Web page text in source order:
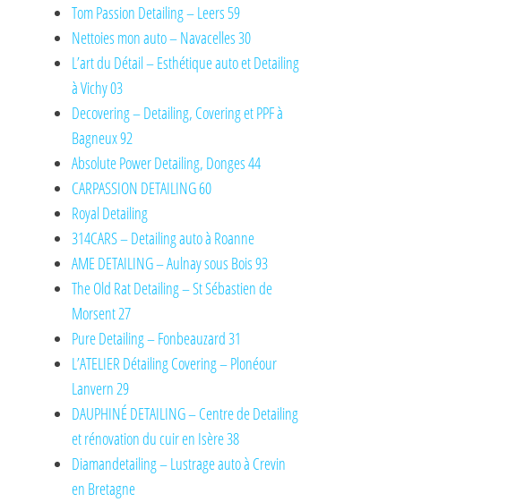
Tom Passion Detailing – Leers 59
Nettoies mon auto – Navacelles 30
L’art du Détail – Esthétique auto et Detailing
à Vichy 03
Decovering – Detailing, Covering et PPF à
Bagneux 92
Absolute Power Detailing, Donges 44
CARPASSION DETAILING 60
Royal Detailing
314CARS – Detailing auto à Roanne
AME DETAILING – Aulnay sous Bois 93
The Old Rat Detailing – St Sébastien de
Morsent 27
Pure Detailing – Fonbeauzard 31
L’ATELIER Détailing Covering – Plonéour
Lanvern 29
DAUPHINÉ DETAILING – Centre de Detailing
et rénovation du cuir en Isère 38
Diamandetailing – Lustrage auto à Crevin
en Bretagne